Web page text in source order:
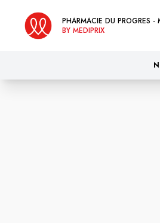
PHARMACIE DU PROGRES -
BY MEDIPRIX